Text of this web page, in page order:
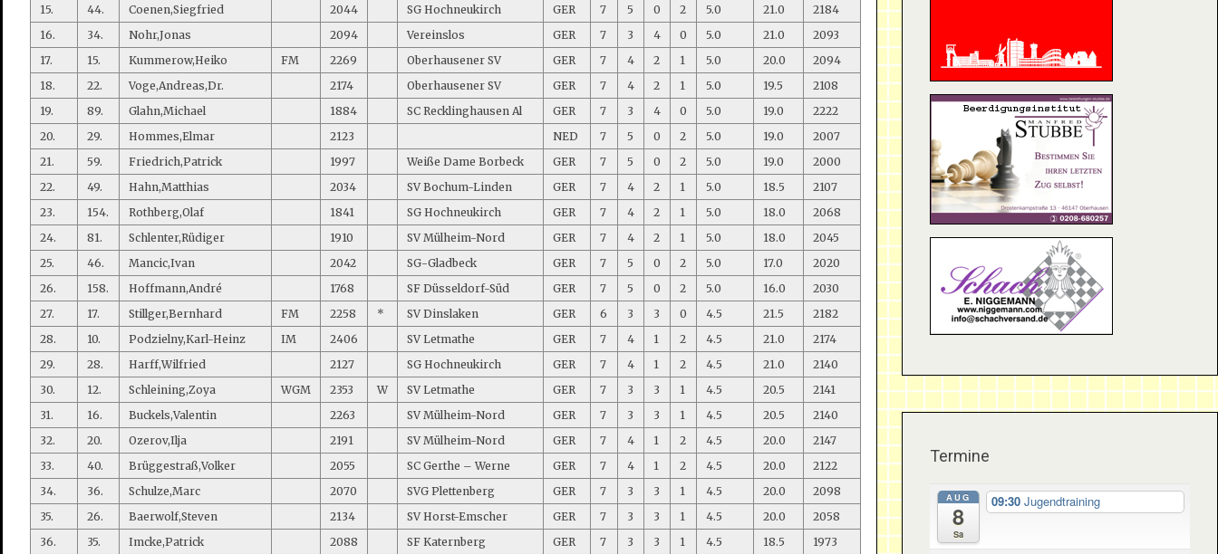
15.
44. Coenen,Siegfried 2044 SG Hochneukirch GER 7 5 0 2 5.0 21.0
2184
16.
34. Nohr,Jonas 2094 Vereinslos GER 7 3 4 0 5.0 21.0
2093
17.
15. Kummerow,Heiko FM 2269 Oberhausener SV GER 7 4 2 1 5.0 20.0
2094
18.
22. Voge,Andreas,Dr. 2174 Oberhausener SV GER 7 4 2 1 5.0 19.5
2108
19.
89. Glahn,Michael 1884 SC Recklinghausen Al GER 7 3 4 0 5.0 19.0
2222
20.
29. Hommes,Elmar 2123 NED 7 5 0 2 5.0 19.0
2007
21.
59. Friedrich,Patrick 1997 Weiße Dame Borbeck GER 7 5 0 2 5.0 19.0
2000
22.
49. Hahn,Matthias 2034 SV Bochum-Linden GER 7 4 2 1 5.0 18.5
2107
23.
154. Rothberg,Olaf 1841 SG Hochneukirch GER 7 4 2 1 5.0 18.0
2068
24.
81. Schlenter,Rüdiger 1910 SV Mülheim-Nord GER 7 4 2 1 5.0 18.0
2045
25.
46. Mancic,Ivan 2042 SG-Gladbeck GER 7 5 0 2 5.0 17.0
2020
26.
158. Hoffmann,André 1768 SF Düsseldorf-Süd GER 7 5 0 2 5.0 16.0
2030
27.
17. Stillger,Bernhard FM 2258 * SV Dinslaken GER 6 3 3 0 4.5 21.5
2182
28.
10. Podzielny,Karl-Heinz IM 2406 SV Letmathe GER 7 4 1 2 4.5 21.0
2174
29.
28. Harff,Wilfried 2127 SG Hochneukirch GER 7 4 1 2 4.5 21.0
2140
30.
12. Schleining,Zoya WGM 2353 W SV Letmathe GER 7 3 3 1 4.5 20.5
2141
31.
16. Buckels,Valentin 2263 SV Mülheim-Nord GER 7 3 3 1 4.5 20.5
2140
32.
20. Ozerov,Ilja 2191 SV Mülheim-Nord GER 7 4 1 2 4.5 20.0
2147
33.
40. Brüggestraß,Volker 2055 SC Gerthe – Werne GER 7 4 1 2 4.5 20.0
2122
34.
36. Schulze,Marc 2070 SVG Plettenberg GER 7 3 3 1 4.5 20.0
2098
35.
26. Baerwolf,Steven 2134 SV Horst-Emscher GER 7 3 3 1 4.5 20.0
2058
36.
35. Imcke,Patrick 2088 SF Katernberg GER 7 3 3 1 4.5 18.5
1973
Termine
AUG
8
Sa
09:30Jugendtraining